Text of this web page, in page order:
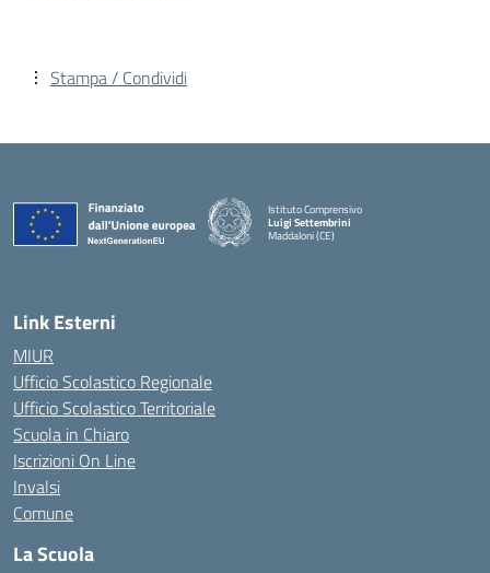
Stampa / Condividi
Istituto Comprensivo
Luigi Settembrini
Maddaloni (CE)
Link Esterni
MIUR
Ufficio Scolastico Regionale
Ufficio Scolastico Territoriale
Scuola in Chiaro
Iscrizioni On Line
Invalsi
Comune
La Scuola